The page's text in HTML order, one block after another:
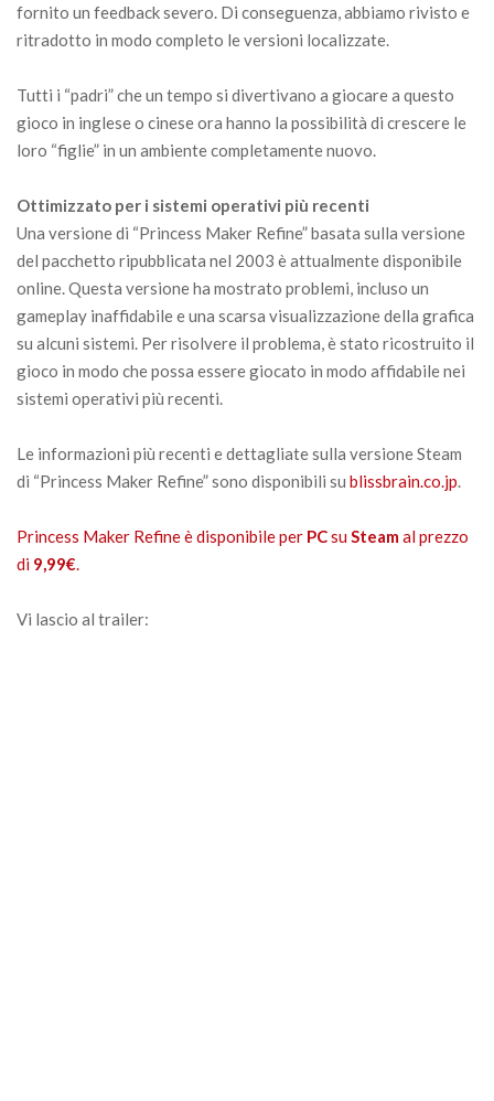
fornito un feedback severo. Di conseguenza, abbiamo rivisto e
ritradotto in modo completo le versioni localizzate.
Tutti i “padri” che un tempo si divertivano a giocare a questo
gioco in inglese o cinese ora hanno la possibilità di crescere le
loro “figlie” in un ambiente completamente nuovo.
Ottimizzato per i sistemi operativi più recenti
Una versione di “Princess Maker Refine” basata sulla versione
del pacchetto ripubblicata nel 2003 è attualmente disponibile
online. Questa versione ha mostrato problemi, incluso un
gameplay inaffidabile e una scarsa visualizzazione della grafica
su alcuni sistemi. Per risolvere il problema, è stato ricostruito il
gioco in modo che possa essere giocato in modo affidabile nei
sistemi operativi più recenti.
Le informazioni più recenti e dettagliate sulla versione Steam
di “Princess Maker Refine” sono disponibili su blissbrain.co.jp.
Princess Maker Refine è disponibile per PCsuSteamal prezzo
di 9,99€.
Vi lascio al trailer: